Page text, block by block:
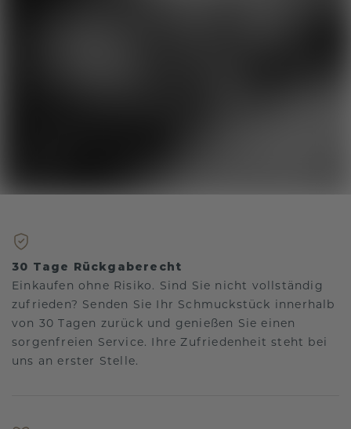
30 Tage Rückgaberecht
Einkaufen ohne Risiko. Sind Sie nicht vollständig
zufrieden? Senden Sie Ihr Schmuckstück innerhalb
von 30 Tagen zurück und genießen Sie einen
sorgenfreien Service. Ihre Zufriedenheit steht bei
uns an erster Stelle.